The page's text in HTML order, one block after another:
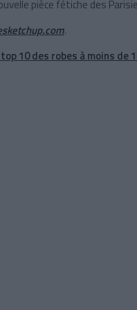
pièce fétiche des
.
10 des robes à moins de